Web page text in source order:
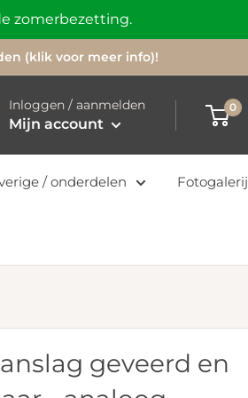
zomerbezetting.
(klik voor meer info)!
Inloggen / aanmelden
Mijn account
0
/ onderdelen Fotogalerij
geveerd en